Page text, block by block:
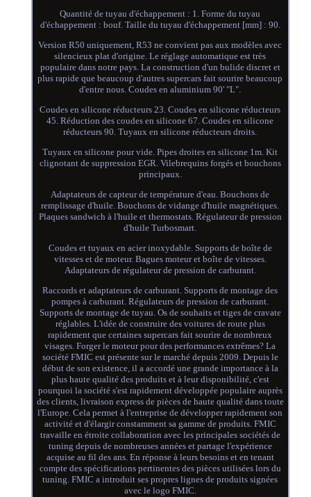
Quantité de tuyau d'échappement : 1. Forme du tuyau
d'échappement : bouf. Taille du tuyau d'échappement [mm] : 90.
Version R50 uniquement, R53 ne convient pas aux modèles avec
silencieux plat d'origine. Le réglage automatique est très
populaire dans notre pays. La construction d'un bulide discret et
plus rapide que beaucoup d'autres supercars fait sourire beaucoup
d'entre nous. Coudes en aluminium 90' "L".
Coudes en silicone réducteurs 23. Coudes en silicone réducteurs
45. Réduction des coudes en silicone 67. Coudes en silicone
réducteurs 90. Tuyaux en silicone réducteurs droits.
Tuyaux en silicone pour vide. Pipes droites en silicone 1m. Kit
clignotant de suppression EGR. Vilebrequins forgés et bouchons
principaux.
Adaptateurs de capteur de température d'eau. Bouchons de
remplissage d'huile. Bouchons de vidange d'huile magnétiques.
Plaques sandwich à l'huile et thermostats. Régulateur de pression
d'huile Turbosmart.
Coudes et tuyaux en acier inoxydable. Supports de boîte de
vitesses et de moteur. Bagues moteur et boîte de vitesses.
Adaptateurs de régulateur de pression de carburant.
Raccords et adaptateurs de carburant. Supports de montage des
pompes à carburant. Régulateurs de pression de carburant.
Supports de montage de tuyau. Os de souhaits et tiges de cravate
réglables. L'idée de construire des voitures de route plus
rapidement que certaines supercars fait sourire de nombreux
visages. Forger le moteur pour des performances extrêmes? La
société FMIC est présente sur le marché depuis 2009. Depuis le
début de son existence, il a accordé une grande importance à la
plus haute qualité des produits et à leur disponibilité, c'est
pourquoi la société s'est rapidement développée populaire auprès
des clients, livraison express de pièces de haute qualité dans toute
l'Europe. Cela permet à l'entreprise de développer rapidement son
activité et d'élargir constamment sa gamme de produits. FMIC
travaille en étroite collaboration avec les principales sociétés de
tuning depuis de nombreuses années et partage l'expérience
acquise au fil des ans. En réponse à leurs besoins et en tenant
compte des spécifications pertinentes des pièces utilisées lors du
tuning. FMIC a introduit ses propres lignes de produits signées
avec le logo FMIC.